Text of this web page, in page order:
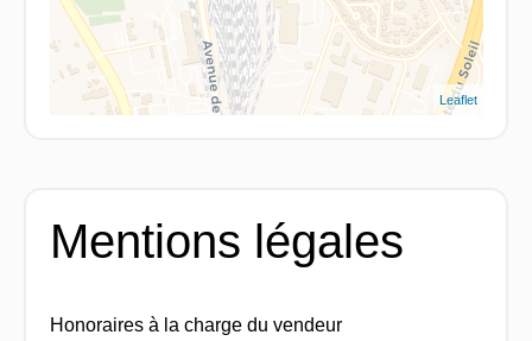
Leaflet
Mentions légales
Honoraires à la charge du vendeur